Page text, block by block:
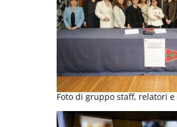
Foto di gruppo staff, relatori e